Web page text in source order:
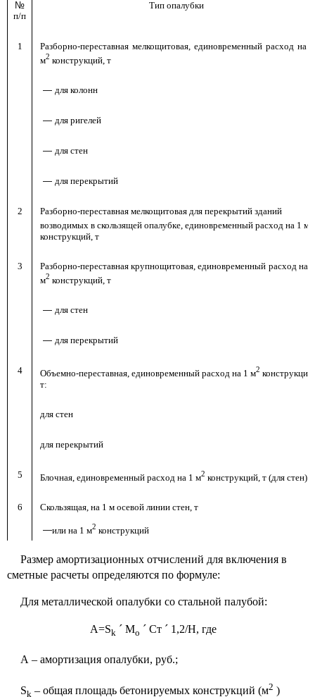
№
п/п
Тип опалубки
1
Разборно-переставная мелкощитовая, единовременный расход на 1
м2 конструкций, т
— для колонн
— для ригелей
— для стен
— для перекрытий
2
Разборно-переставная мелкощитовая для перекрытий зданий
возводимых в скользящей опалубке, единовременный расход на 1 м
конструкций, т
3
Разборно-переставная крупнощитовая, единовременный расход на 1
м2 конструкций, т
— для стен
— для перекрытий
4 Объемно-переставная, единовременный расход на 1 м2 конструкций,
т:
для стен
для перекрытий
5 Блочная, единовременный расход на 1 м2 конструкций, т (для стен)
6 Скользящая, на 1 м осевой линии стен, т
—или на 1 м2 конструкций
Размер амортизационных отчислений для включения в
сметные расчеты определяются по формуле:
Для металлической опалубки со стальной палубой:
А=Sk ´ Mо ´ Ст ´ 1,2/Н, где
А – амортизация опалубки, руб.;
Sk – общая площадь бетонируемых конструкций (м2 )